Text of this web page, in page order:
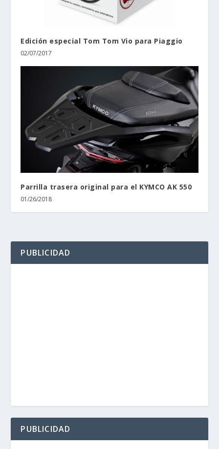
Edición especial Tom Tom Vio para Piaggio
02/07/2017
Parrilla trasera original para el KYMCO AK 550
01/26/2018
PUBLICIDAD
PUBLICIDAD